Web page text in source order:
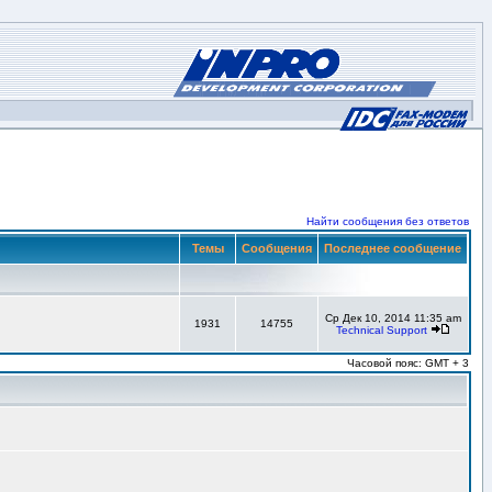
Найти сообщения без ответов
Темы Сообщения Последнее сообщение
1931 14755
Ср Дек 10, 2014 11:35 am
Technical Support
Часовой пояс: GMT + 3